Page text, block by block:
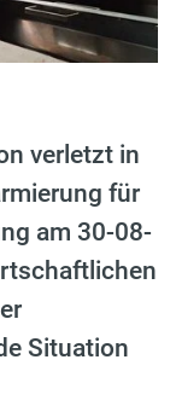
verletzt in
für
am 30-08-
Situation